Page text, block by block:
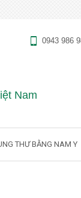
0943 986
Nam
THƯ BẰNG NAM Y